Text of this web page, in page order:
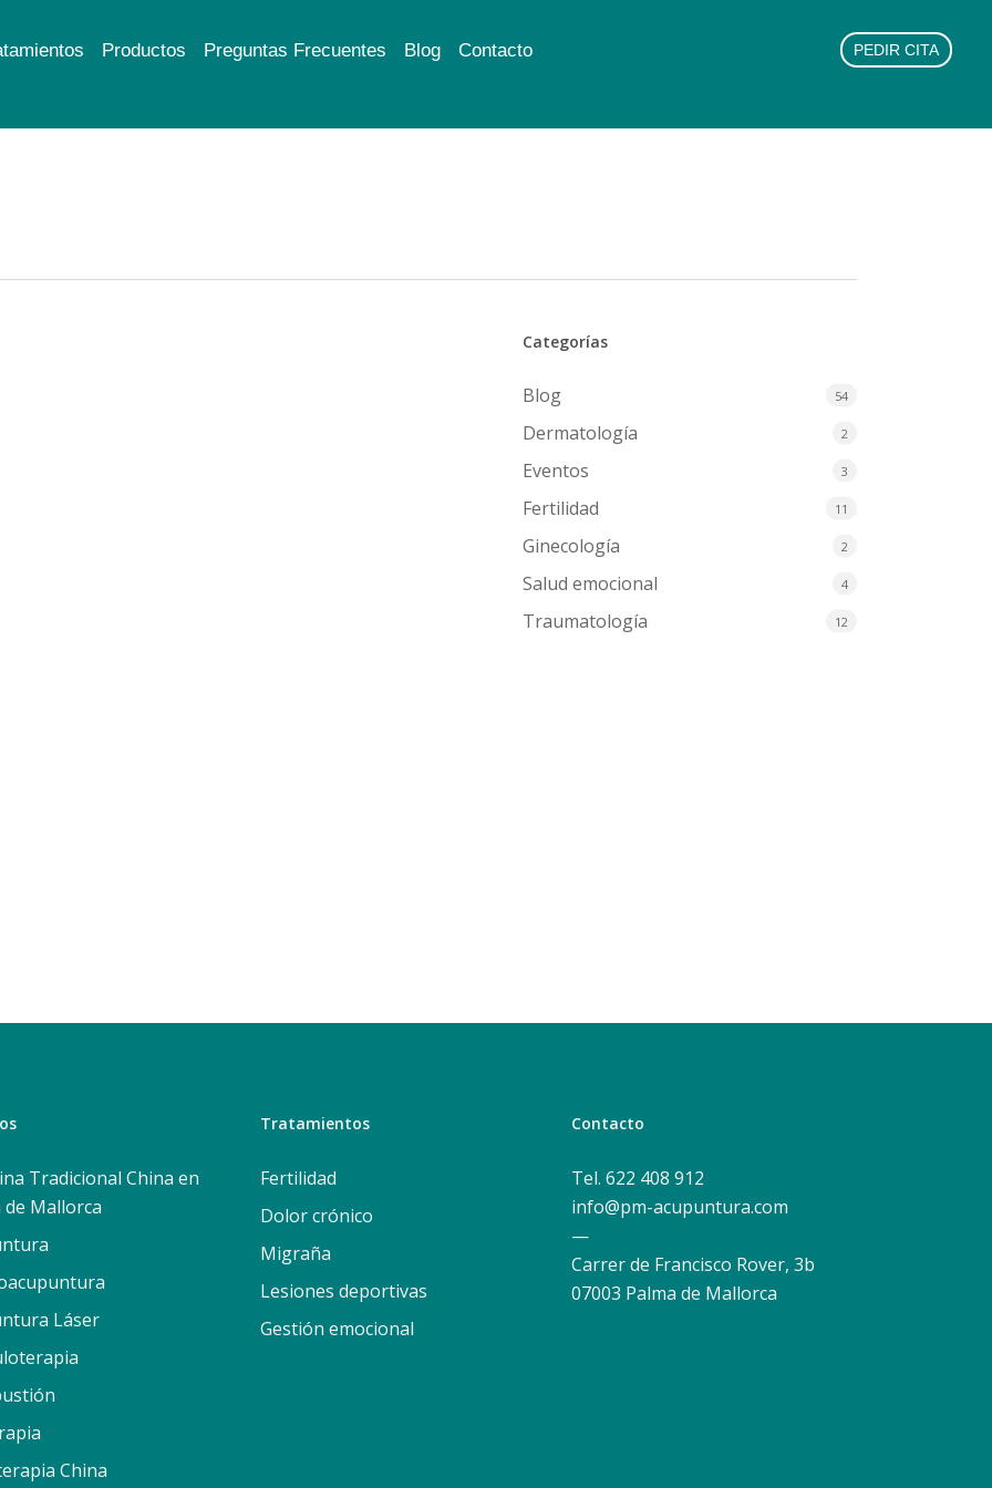
Productos Preguntas Frecuentes Blog Contacto PEDIR CITA
Categorías
Blog 54
Dermatología 2
Eventos 3
Fertilidad 11
Ginecología 2
Salud emocional 4
Traumatología 12
Tradicional China en
de Mallorca
Láser
China
Tratamientos
Fertilidad
Dolor crónico
Migraña
Lesiones deportivas
Gestión emocional
Contacto
Tel. 622 408 912
info@pm-acupuntura.com
—
Carrer de Francisco Rover, 3b
07003 Palma de Mallorca